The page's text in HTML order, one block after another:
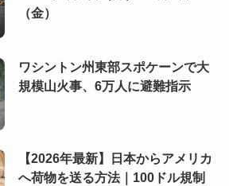
（金）
ワシントン州東部スポケーンで大
規模山火事、6万人に避難指示
【2026年最新】日本からアメリカ
へ荷物を送る方法｜100ドル規制